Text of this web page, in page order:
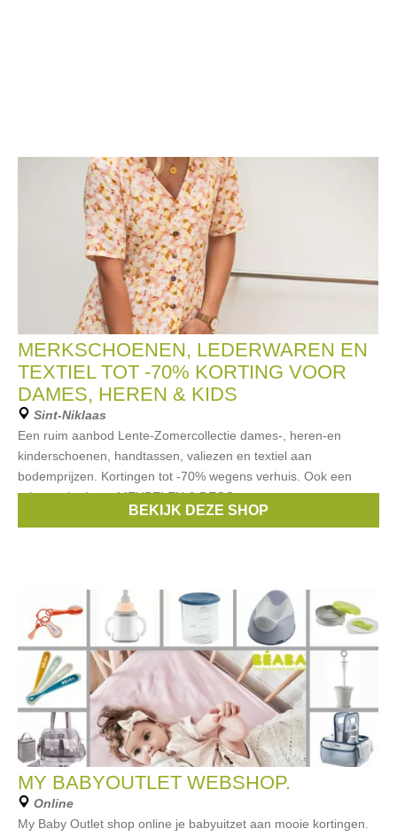
MERKSCHOENEN, LEDERWAREN EN
TEXTIEL TOT -70% KORTING VOOR
DAMES, HEREN & KIDS
Sint-Niklaas
Een ruim aanbod Lente-Zomercollectie dames-, heren-en
kinderschoenen, handtassen, valiezen en textiel aan
bodemprijzen. Kortingen tot -70% wegens verhuis. Ook een
ruim aanbod aan MEUBELEN & DECO
,CKS,Puma,Timberland
BEKIJK DEZE SHOP
MY BABYOUTLET WEBSHOP.
Online
My Baby Outlet shop online je babyuitzet aan mooie kortingen.